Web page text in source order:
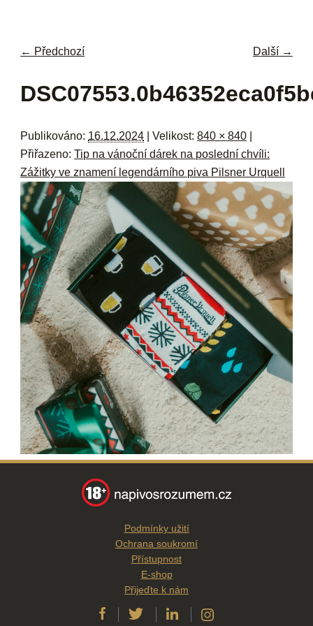
← Předchozí Další →
Publikováno: 16.12.2024 | Velikost:840 × 840
Přiřazeno:Tip na vánoční dárek na poslední chvíli:
Zážitky ve znamení legendárního piva Pilsner Urquell
Podmínky užití
Ochrana soukromí
Přístupnost
E-shop
Přijeďte k nám